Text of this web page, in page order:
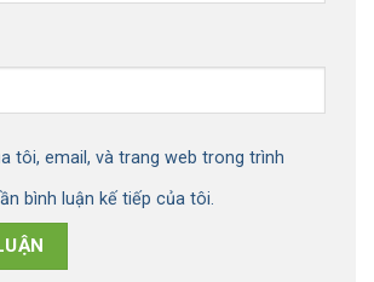
tôi, email, và trang web trong trình
bình luận kế tiếp của tôi.